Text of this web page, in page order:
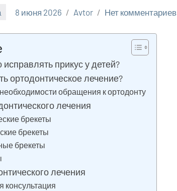
8 июня 2026 Avtor Нет комментариев
прикус у детей?
ортодонтическое лечение?
обращения к ортодонту
лечения
брекеты
брекеты
брекеты
лечения
консультация